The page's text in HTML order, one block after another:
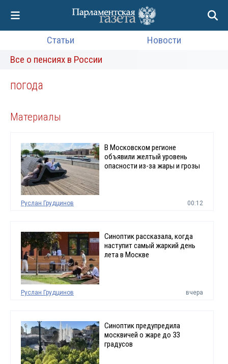
Статьи
Новости
Все о пенсиях в России
погода
Материалы
В Московском регионе
объявили желтый уровень
опасности из-за жары и грозы
Руслан Грудцинов 00:12
Синоптик рассказала, когда
наступит самый жаркий день
лета в Москве
Руслан Грудцинов вчера
Синоптик предупредила
москвичей о жаре до 33
градусов